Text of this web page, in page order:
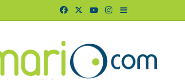
FacebookYouTubeInstagram
Barra lateral